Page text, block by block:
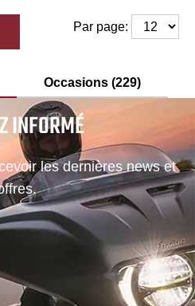
Par page:
Occasions (229)
INFORMÉ
les dernières news et